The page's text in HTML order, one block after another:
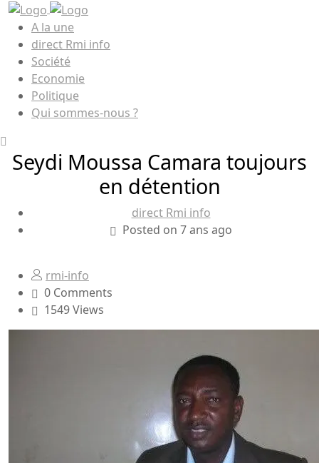
A la une
direct Rmi info
Société
Economie
Politique
Qui sommes-nous ?
Seydi Moussa Camara toujours
en détention
direct Rmi info
Posted on 7 ans ago
rmi-info
0 Comments
1549 Views